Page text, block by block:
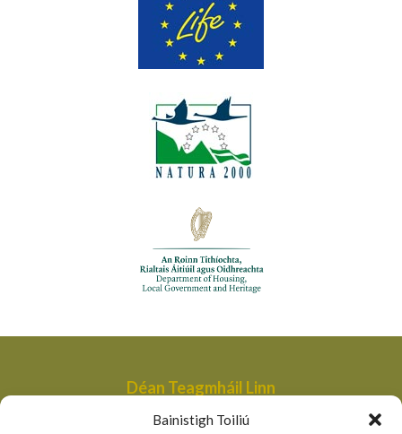
Bainistigh Toiliú
Déan Teagmháil Linn
Aonad Bainistithe na dTailte Móna,